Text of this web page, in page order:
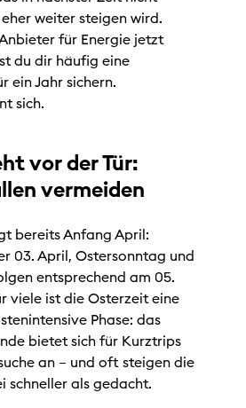
weiter steigen wird.
für Energie jetzt
du dir häufig eine
ein Jahr sichern.
sich.
vor der Tür:
vermeiden
bereits Anfang April:
03. April, Ostersonntag und
entsprechend am 05.
viele ist die Osterzeit eine
Phase: das
bietet sich für Kurztrips
an – und oft steigen die
schneller als gedacht.